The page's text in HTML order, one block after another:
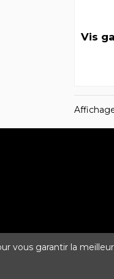
Vis
vous garantir la